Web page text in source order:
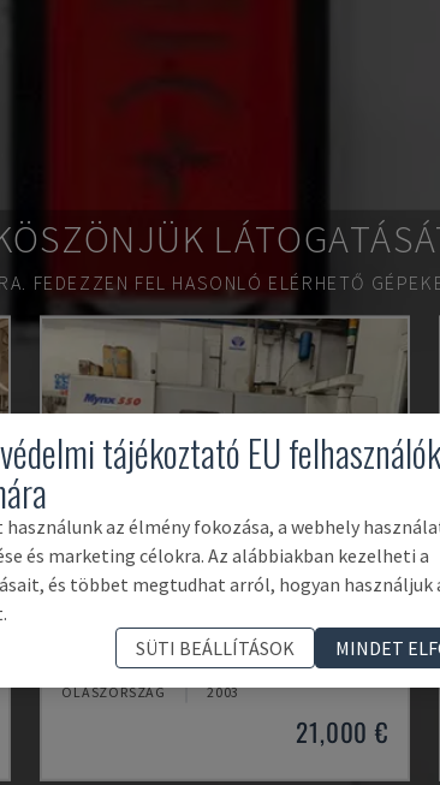
FEDEZZEN FEL HASONLÓ ELÉRHETŐ
MYNX 550
DAEWOO - FÜGGŐLEGES MEGMUNKÁLÓKÖZPONT
OLASZORSZÁG 2003
21,000 €
tájékoztató EU felhasználók
használunk az élmény fokozása, a webhely
és marketing célokra. Az alábbiakban kezelheti a
és többet megtudhat arról, hogyan használjuk
SÜTI BEÁLLÍTÁSOK
MINDET